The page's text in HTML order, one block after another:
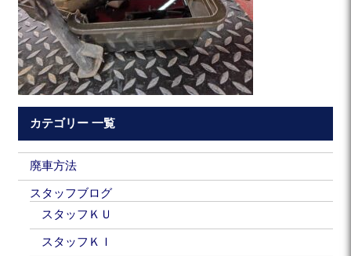
カテゴリー 一覧
廃車方法
スタッフブログ
スタッフＫＵ
スタッフＫＩ